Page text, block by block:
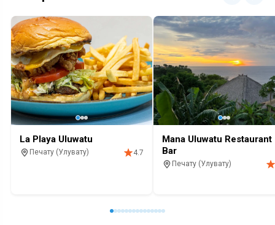
La Playa Uluwatu
Печату (Улувату)
4.7
Закат
Mana Uluwatu Restaurant
Bar
Печату (Улувату)